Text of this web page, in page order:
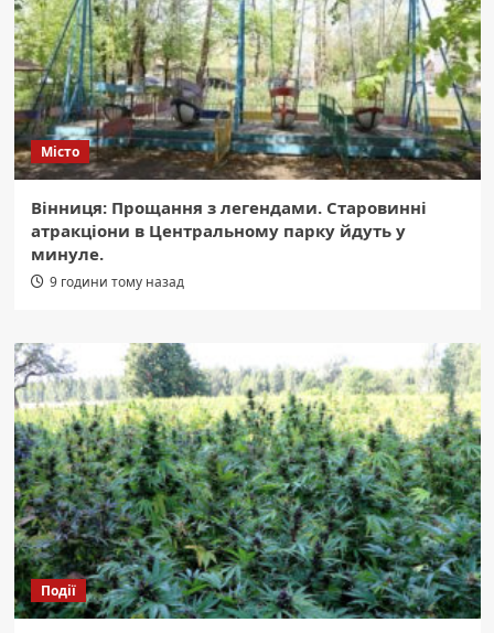
Місто
Вінниця: Прощання з легендами. Старовинні
атракціони в Центральному парку йдуть у
минуле.
9 години тому назад
Події